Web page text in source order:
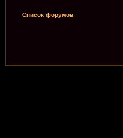
Список форумов